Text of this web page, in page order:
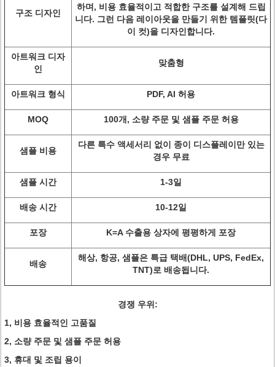
구조 디자인
하며, 비용 효율적이고 적합한 구조를 설계해 드립
니다. 그런 다음 레이아웃을 만들기 위한 템플릿(다
이 컷)을 디자인합니다.
아트워크 디자
인
맞춤형
아트워크 형식 PDF, AI 허용
MOQ 100개, 소량 주문 및 샘플 주문 허용
샘플 비용
다른 특수 액세서리 없이 종이 디스플레이만 있는
경우 무료
샘플 시간 1-3일
배송 시간 10-12일
포장 K=A 수출용 상자에 평평하게 포장
배송
해상, 항공, 샘플은 특급 택배(DHL, UPS, FedEx,
TNT)로 배송됩니다.
경쟁 우위:
1, 비용 효율적인 고품질
2, 소량 주문 및 샘플 주문 허용
3, 휴대 및 조립 용이